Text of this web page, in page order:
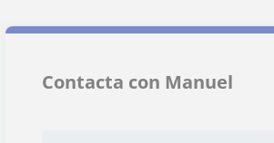
Contacta con Manuel